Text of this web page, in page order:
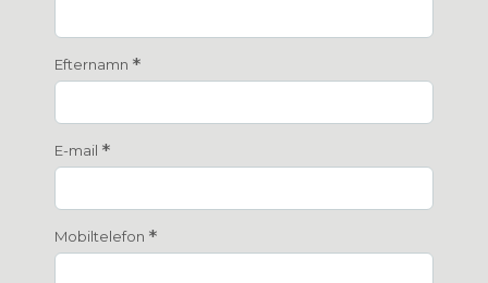
Efternamn *
E-mail *
Mobiltelefon *